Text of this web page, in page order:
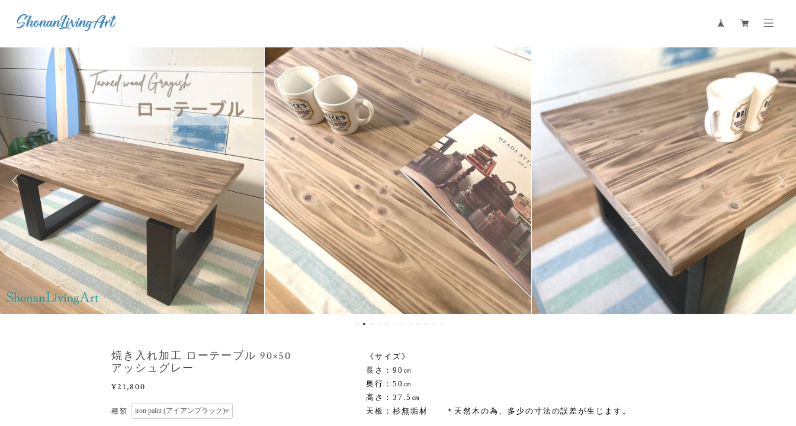
焼き入れ加工 ローテーブル 90×50
アッシュグレー
¥21,800
種類
《サイズ》
長さ：90㎝
奥行：50㎝
高さ：37.5㎝
天板：杉無垢材 ＊天然木の為、多少の寸法の誤差が生じます。